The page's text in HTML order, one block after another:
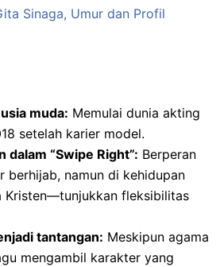
Sinaga, Umur dan Profil
muda: Memulai dunia akting
setelah karier model.
dalam “Swipe Right”: Berperan
berhijab, namun di kehidupan
Kristen—tunjukkan fleksibilitas
tantangan: Meskipun agama
mengambil karakter yang